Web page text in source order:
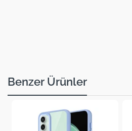
Benzer Ürünler